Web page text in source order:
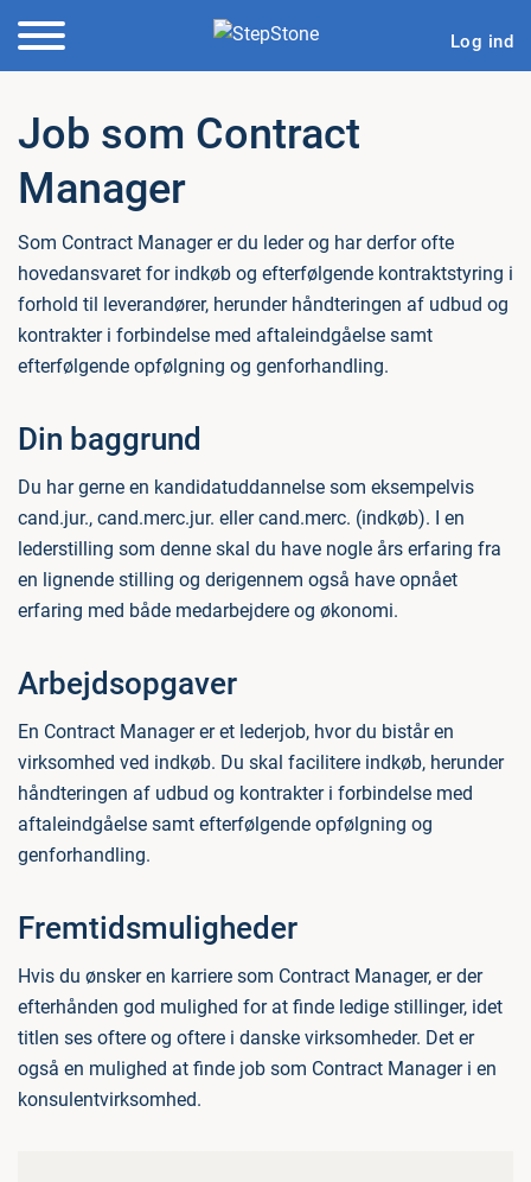
Log ind
Job som Contract
Manager
Som Contract Manager er du leder og har derfor ofte
hovedansvaret for indkøb og efterfølgende kontraktstyring i
forhold til leverandører, herunder håndteringen af udbud og
kontrakter i forbindelse med aftaleindgåelse samt
efterfølgende opfølgning og genforhandling.
Din baggrund
Du har gerne en kandidatuddannelse som eksempelvis
cand.jur., cand.merc.jur. eller cand.merc. (indkøb). I en
lederstilling som denne skal du have nogle års erfaring fra
en lignende stilling og derigennem også have opnået
erfaring med både medarbejdere og økonomi.
Arbejdsopgaver
En Contract Manager er et lederjob, hvor du bistår en
virksomhed ved indkøb. Du skal facilitere indkøb, herunder
håndteringen af udbud og kontrakter i forbindelse med
aftaleindgåelse samt efterfølgende opfølgning og
genforhandling.
Fremtidsmuligheder
Hvis du ønsker en karriere som Contract Manager, er der
efterhånden god mulighed for at finde ledige stillinger, idet
titlen ses oftere og oftere i danske virksomheder. Det er
også en mulighed at finde job som Contract Manager i en
konsulentvirksomhed.